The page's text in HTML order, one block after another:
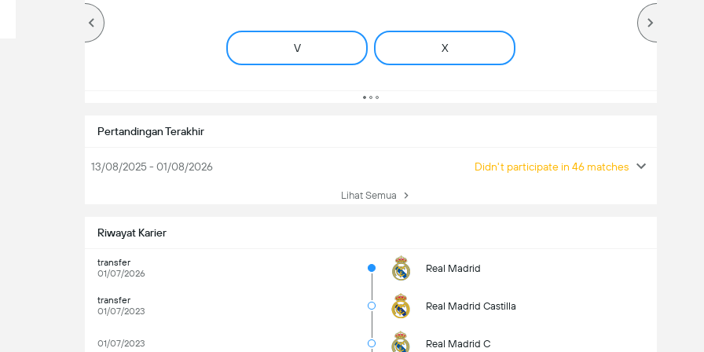
V X
Pertandingan Terakhir
13/08/2025 - 01/08/2026 Didn't participate in 46 matches
Lihat Semua
Riwayat Karier
transfer
01/07/2026
Real Madrid
transfer
01/07/2023
Real Madrid Castilla
01/07/2023 Real Madrid C